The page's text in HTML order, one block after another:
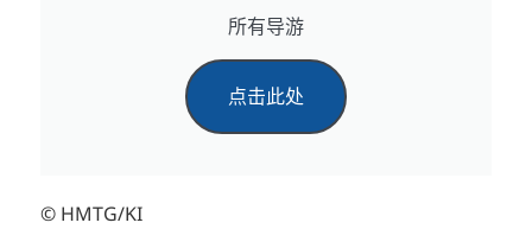
所有导游
点击此处
© HMTG/KI